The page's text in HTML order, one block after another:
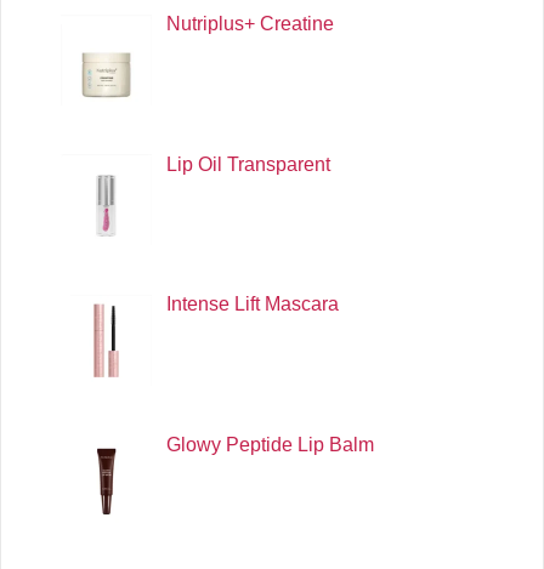
Nutriplus+ Creatine
Lip Oil Transparent
Intense Lift Mascara
Glowy Peptide Lip Balm